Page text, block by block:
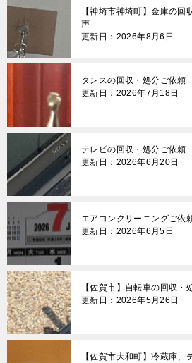
【神埼市神埼町】金庫の
声
更新日：2026年8月6日
タンスの回収・処分ご依
更新日：2026年7月18日
テレビの回収・処分ご依
更新日：2026年6月20日
エアコンクリーニングご
更新日：2026年6月5日
【佐賀市】自転車の回収
更新日：2026年5月26日
【佐賀市大和町】冷蔵庫、